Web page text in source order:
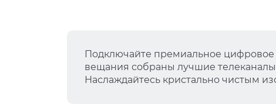
Подключайте премиальное цифровое
вещания собраны лучшие
Наслаждайтесь кристально чистым